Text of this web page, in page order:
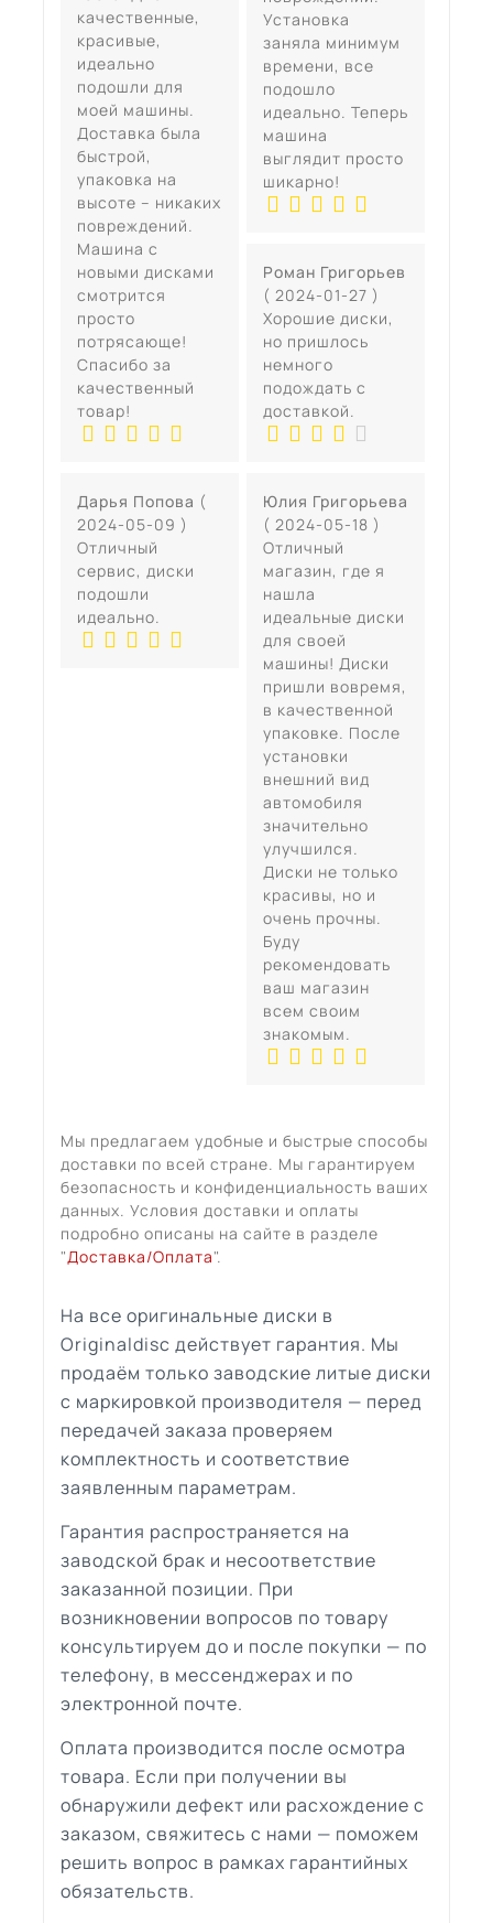
качественные,
красивые,
идеально
подошли для
моей машины.
Доставка была
быстрой,
упаковка на
высоте – никаких
повреждений.
Машина с
новыми дисками
смотрится
просто
потрясающе!
Спасибо за
качественный
товар!
Дарья Попова (
2024-05-09 )
Отличный
сервис, диски
подошли
идеально.
Установка
заняла минимум
времени, все
подошло
идеально. Теперь
машина
выглядит просто
шикарно!
Роман Григорьев
( 2024-01-27 )
Хорошие диски,
но пришлось
немного
подождать с
доставкой.
Юлия Григорьева
( 2024-05-18 )
Отличный
магазин, где я
нашла
идеальные диски
для своей
машины! Диски
пришли вовремя,
в качественной
упаковке. После
установки
внешний вид
автомобиля
значительно
улучшился.
Диски не только
красивы, но и
очень прочны.
Буду
рекомендовать
ваш магазин
всем своим
знакомым.
Мы предлагаем удобные и быстрые способы
доставки по всей стране. Мы гарантируем
безопасность и конфиденциальность ваших
данных. Условия доставки и оплаты
подробно описаны на сайте в разделе
"Доставка/Оплата".
На все оригинальные диски в
Originaldisc действует гарантия. Мы
продаём только заводские литые диски
с маркировкой производителя — перед
передачей заказа проверяем
комплектность и соответствие
заявленным параметрам.
Гарантия распространяется на
заводской брак и несоответствие
заказанной позиции. При
возникновении вопросов по товару
консультируем до и после покупки — по
телефону, в мессенджерах и по
электронной почте.
Оплата производится после осмотра
товара. Если при получении вы
обнаружили дефект или расхождение с
заказом, свяжитесь с нами — поможем
решить вопрос в рамках гарантийных
обязательств.